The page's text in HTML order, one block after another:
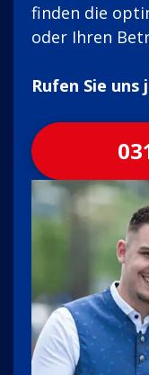
finden die
oder Ihren
Rufen Sie uns